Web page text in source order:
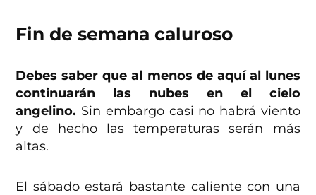
Fin de semana caluroso
Debes saber que al menos de aquí al lunes
continuarán las nubes en el cielo
angelino. Sin embargo casi no habrá viento
y de hecho las temperaturas serán más
altas.
El sábado estará bastante caliente con una